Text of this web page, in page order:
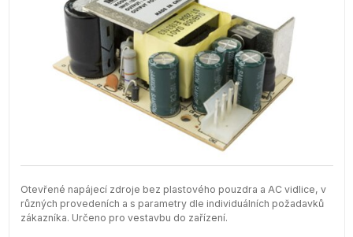
Otevřené napájecí zdroje bez plastového pouzdra a AC vidlice, v
různých provedeních a s parametry dle individuálních požadavků
zákazníka. Určeno pro vestavbu do zařízení.